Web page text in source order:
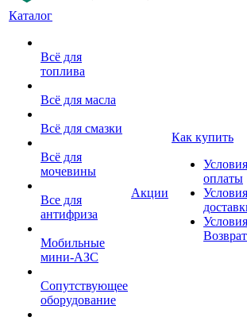
Каталог
Всё для
топлива
Всё для масла
Всё для смазки
Всё для
мочевины
Все для
антифриза
Мобильные
мини-АЗС
Сопутствующее
оборудование
Акции
Как купить
Условия
оплаты
Условия
Условия